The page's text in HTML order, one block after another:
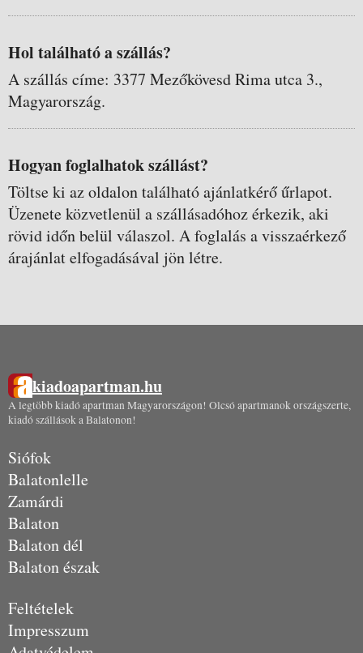
Hol található a szállás?
A szállás címe: 3377 Mezőkövesd Rima utca 3.,
Magyarország.
Hogyan foglalhatok szállást?
Töltse ki az oldalon található ajánlatkérő űrlapot.
Üzenete közvetlenül a szállásadóhoz érkezik, aki
rövid időn belül válaszol. A foglalás a visszaérkező
árajánlat elfogadásával jön létre.
kiadoapartman.hu
A legtöbb kiadó apartman Magyarországon! Olcsó apartmanok országszerte,
kiadó szállások a Balatonon!
Siófok
Balatonlelle
Zamárdi
Balaton
Balaton dél
Balaton észak
Feltételek
Impresszum